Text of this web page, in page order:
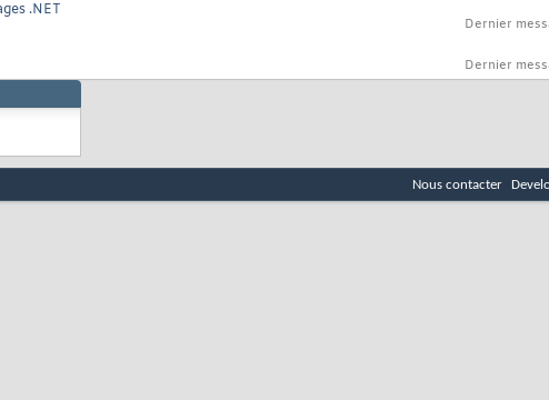
.NET
Dernier
Dernier
Nous contacter